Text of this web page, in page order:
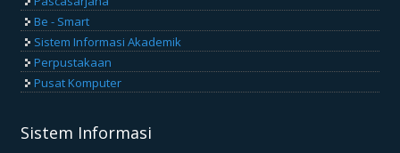
Be - Smart
Sistem Informasi Akademik
Perpustakaan
Pusat Komputer
Sistem Informasi